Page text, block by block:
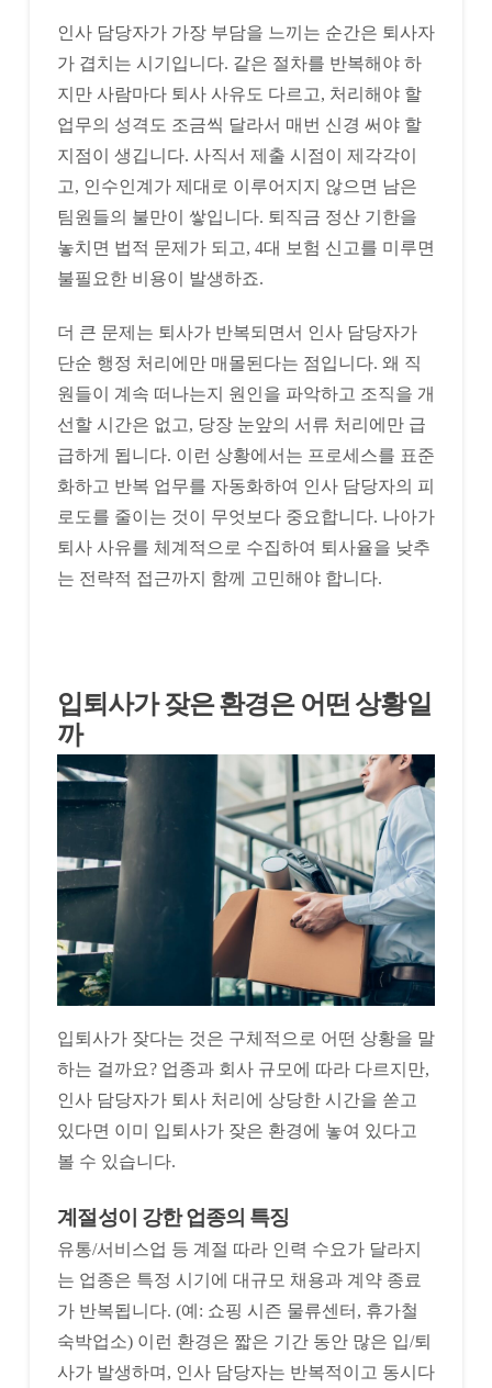
인사 담당자가 가장 부담을 느끼는 순간은 퇴사자
가 겹치는 시기입니다. 같은 절차를 반복해야 하
지만 사람마다 퇴사 사유도 다르고, 처리해야 할
업무의 성격도 조금씩 달라서 매번 신경 써야 할
지점이 생깁니다. 사직서 제출 시점이 제각각이
고, 인수인계가 제대로 이루어지지 않으면 남은
팀원들의 불만이 쌓입니다. 퇴직금 정산 기한을
놓치면 법적 문제가 되고, 4대 보험 신고를 미루면
불필요한 비용이 발생하죠.
더 큰 문제는 퇴사가 반복되면서 인사 담당자가
단순 행정 처리에만 매몰된다는 점입니다. 왜 직
원들이 계속 떠나는지 원인을 파악하고 조직을 개
선할 시간은 없고, 당장 눈앞의 서류 처리에만 급
급하게 됩니다. 이런 상황에서는 프로세스를 표준
화하고 반복 업무를 자동화하여 인사 담당자의 피
로도를 줄이는 것이 무엇보다 중요합니다. 나아가
퇴사 사유를 체계적으로 수집하여 퇴사율을 낮추
는 전략적 접근까지 함께 고민해야 합니다.
입퇴사가 잦은 환경은 어떤 상황일
까
입퇴사가 잦다는 것은 구체적으로 어떤 상황을 말
하는 걸까요? 업종과 회사 규모에 따라 다르지만,
인사 담당자가 퇴사 처리에 상당한 시간을 쏟고
있다면 이미 입퇴사가 잦은 환경에 놓여 있다고
볼 수 있습니다.
계절성이 강한 업종의 특징
유통/서비스업 등 계절 따라 인력 수요가 달라지
는 업종은 특정 시기에 대규모 채용과 계약 종료
가 반복됩니다. (예: 쇼핑 시즌 물류센터, 휴가철
숙박업소) 이런 환경은 짧은 기간 동안 많은 입/퇴
사가 발생하며, 인사 담당자는 반복적이고 동시다